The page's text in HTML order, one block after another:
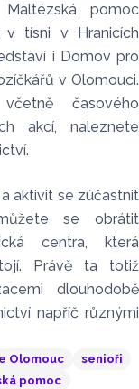
pomoc
tísni v Hranicích
i Domov pro
v Olomouci.
časového
akcí, naleznete
aktivit se zúčastnit
se obrátit
centra, která
Právě ta totiž
dlouhodobě
napříč různými
Olomouc
senioři
pomoc